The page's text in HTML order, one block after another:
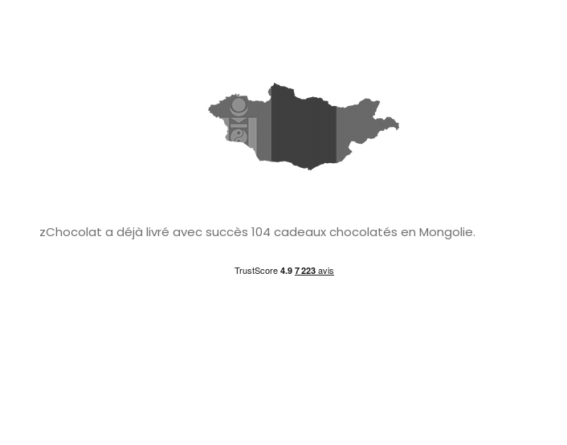
zChocolat a déjà livré avec succès 104 cadeaux chocolatés en Mongolie.